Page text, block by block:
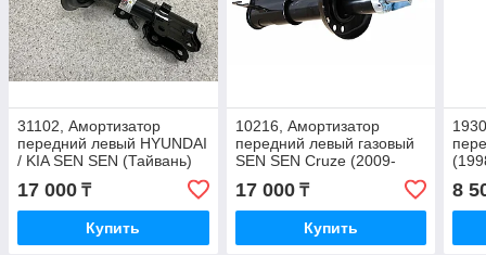
31102, Амортизатор
передний левый HYUNDAI
/ KIA SEN SEN (Тайвань)
54651-1X000
17 000 ₸
Купить
10216, Амортизатор
передний левый газовый
SEN SEN Cruze (2009-
2018) 13331986
17 000₸
Купить
8